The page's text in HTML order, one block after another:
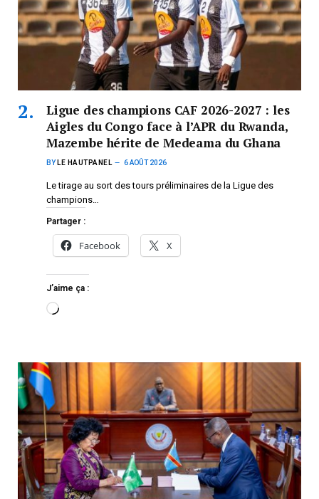
Ligue des champions CAF 2026-2027 : les
Aigles du Congo face à l’APR du Rwanda,
Mazembe hérite de Medeama du Ghana
BY LE HAUTPANEL 6 AOÛT 2026
Le tirage au sort des tours préliminaires de la Ligue des
champions…
Partager :
Facebook X
J’aime ça :